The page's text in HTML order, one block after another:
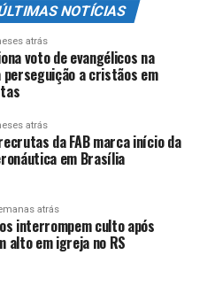
NOTÍCIAS
atrás
voto de evangélicos na
a cristãos em
atrás
da FAB marca início da
em Brasília
atrás
interrompem culto após
alto em igreja no RS